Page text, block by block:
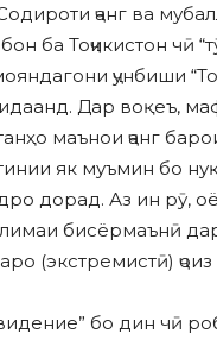
ҷанг ва
ба Тоҷикистон чӣ
ҷунбиши
Дар воқеъ,
маънои ҷанг
як муъмин бо
дорад. Аз ин рӯ,
бисёрмаънӣ
(экстремистӣ) ҷоиз
бо дин чӣ